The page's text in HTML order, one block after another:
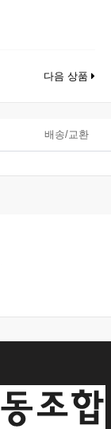
다음 상품
배송/교환